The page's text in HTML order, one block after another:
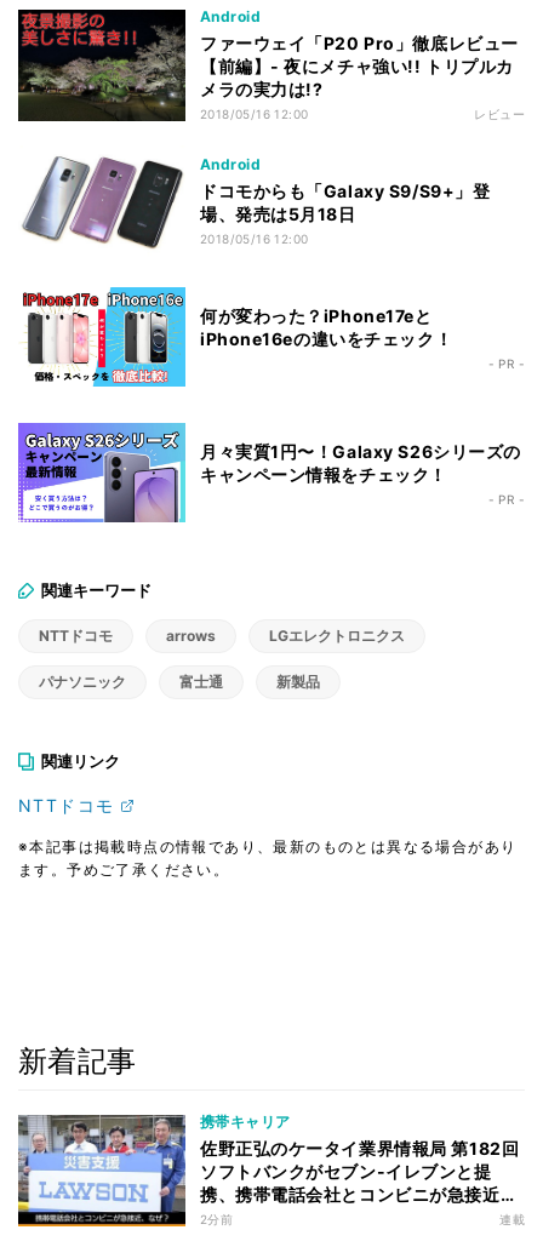
Android
ファーウェイ「P20 Pro」徹底レビュー
【前編】- 夜にメチャ強い!! トリプルカ
メラの実力は!?
2018/05/16 12:00 レビュー
Android
ドコモからも「Galaxy S9/S9+」登
場、発売は5月18日
2018/05/16 12:00
何が変わった？iPhone17eと
iPhone16eの違いをチェック！
- PR -
月々実質1円〜！Galaxy S26シリーズの
キャンペーン情報をチェック！
- PR -
関連キーワード
NTTドコモ arrows LGエレクトロニクス
パナソニック 富士通 新製品
関連リンク
NTTドコモ
※本記事は掲載時点の情報であり、最新のものとは異なる場合があり
ます。予めご了承ください。
新着記事
携帯キャリア
佐野正弘のケータイ業界情報局 第182回
ソフトバンクがセブン-イレブンと提
携、携帯電話会社とコンビニが急接近す
る理由は
2分前 連載